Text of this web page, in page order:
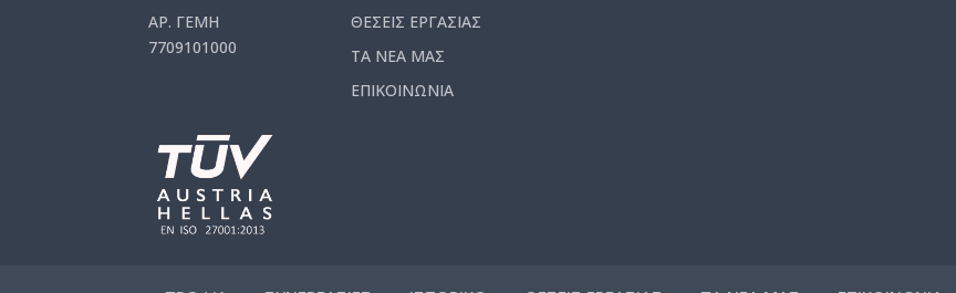
ΑΡ. ΓΕΜΗ
7709101000
ΘΕΣΕΙΣ ΕΡΓΑΣΙΑΣ
ΤΑ ΝΕΑ ΜΑΣ
ΕΠΙΚΟΙΝΩΝΙΑ